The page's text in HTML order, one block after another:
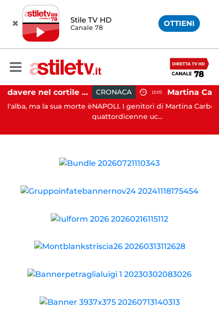
Stile TV HD
Canale 78 OTTIENI
Salerno, cadavere nel cortile di un palazzo: indaga la Polizia
la sua morte è
CRONACA 13:05
NAPOLI. I genitori di Martina Carbonaro, la
quattordicenne uc...